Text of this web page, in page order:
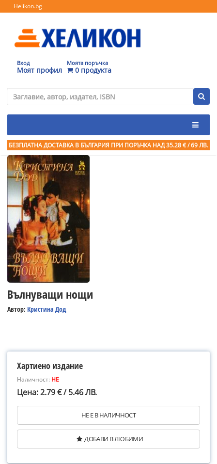
Helikon.bg
Вход
Моят профил
Моята поръчка
0 продукта
БЕЗПЛАТНА ДОСТАВКА В БЪЛГАРИЯ ПРИ ПОРЪЧКА НАД 35.28 € / 69 ЛВ.
Вълнуващи нощи
Автор: Кристина Дод
Хартиено издание
Наличност: НЕ
Цена: 2.79 € / 5.46 ЛВ.
НЕ Е В НАЛИЧНОСТ
ДОБАВИ В ЛЮБИМИ